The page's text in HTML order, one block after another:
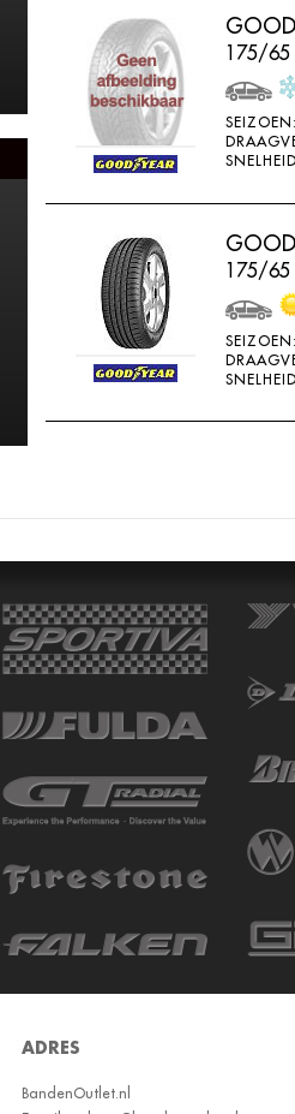
175/65
175/65
ADRES
BandenOutlet.nl